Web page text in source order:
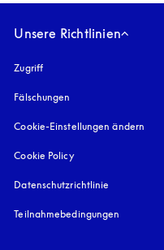
Unsere Richtlinien
Zugriff öffnet sich in einem neuen
Fälschungen öffnet sich in einem
Cookie-Einstellungen ändern
Cookie Policyöffnet sich in einem
Datenschutzrichtlinie öffnet sich
Teilnahmebedingungen